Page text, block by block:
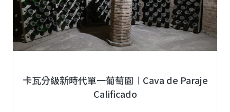
卡瓦分級新時代單一葡萄園︱Cava de Paraje
Calificado